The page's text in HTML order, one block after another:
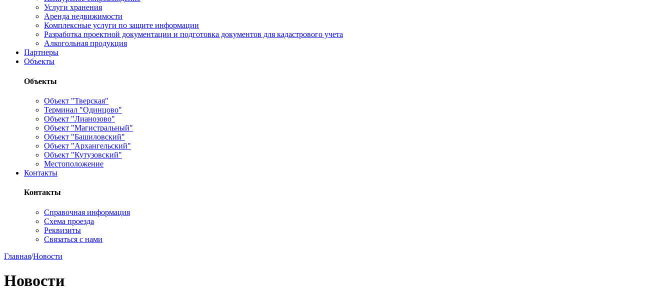
Услуги хранения
Аренда недвижимости
Комплексные услуги по защите информации
Разработка проектной документации и подготовка документов для кадастрового учета
Алкогольная продукция
Партнеры
Объекты
Объекты
Объект "Тверская"
Терминал "Одинцово"
Объект "Лианозово"
Объект "Магистральный"
Объект "Башиловский"
Объект "Архангельский"
Объект "Кутузовский"
Местоположение
Контакты
Контакты
Справочная информация
Схема проезда
Реквизиты
Связаться с нами
Главная/Новости
Новости